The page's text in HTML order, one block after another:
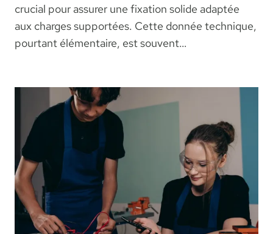
crucial pour assurer une fixation solide adaptée
aux charges supportées. Cette donnée technique,
pourtant élémentaire, est souvent…